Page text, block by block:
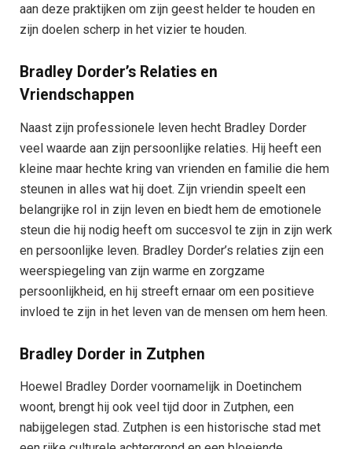
aan deze praktijken om zijn geest helder te houden en
zijn doelen scherp in het vizier te houden.
Bradley Dorder’s Relaties en
Vriendschappen
Naast zijn professionele leven hecht Bradley Dorder
veel waarde aan zijn persoonlijke relaties. Hij heeft een
kleine maar hechte kring van vrienden en familie die hem
steunen in alles wat hij doet. Zijn vriendin speelt een
belangrijke rol in zijn leven en biedt hem de emotionele
steun die hij nodig heeft om succesvol te zijn in zijn werk
en persoonlijke leven. Bradley Dorder’s relaties zijn een
weerspiegeling van zijn warme en zorgzame
persoonlijkheid, en hij streeft ernaar om een positieve
invloed te zijn in het leven van de mensen om hem heen.
Bradley Dorder in Zutphen
Hoewel Bradley Dorder voornamelijk in Doetinchem
woont, brengt hij ook veel tijd door in Zutphen, een
nabijgelegen stad. Zutphen is een historische stad met